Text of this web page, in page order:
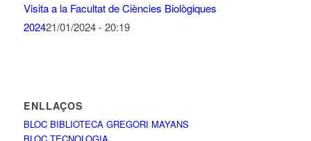
Visita a la Facultat de Ciències Biològiques
202421/01/2024 - 20:19
ENLLAÇOS
BLOC BIBLIOTECA GREGORI MAYANS
BLOC TECNOLOGIA